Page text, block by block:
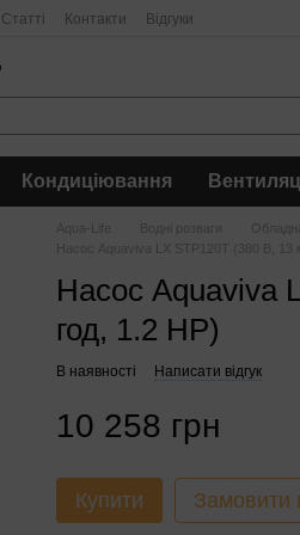
Статті Контакти Відгуки
Кондиціювання
Aqua-Life Водні розваги
Насос Aquaviva LX STP120T (380 В, 13
Насос Aquaviva
год, 1.2 HP)
В наявності Написати відгук
10 258 грн
Купити Замовити